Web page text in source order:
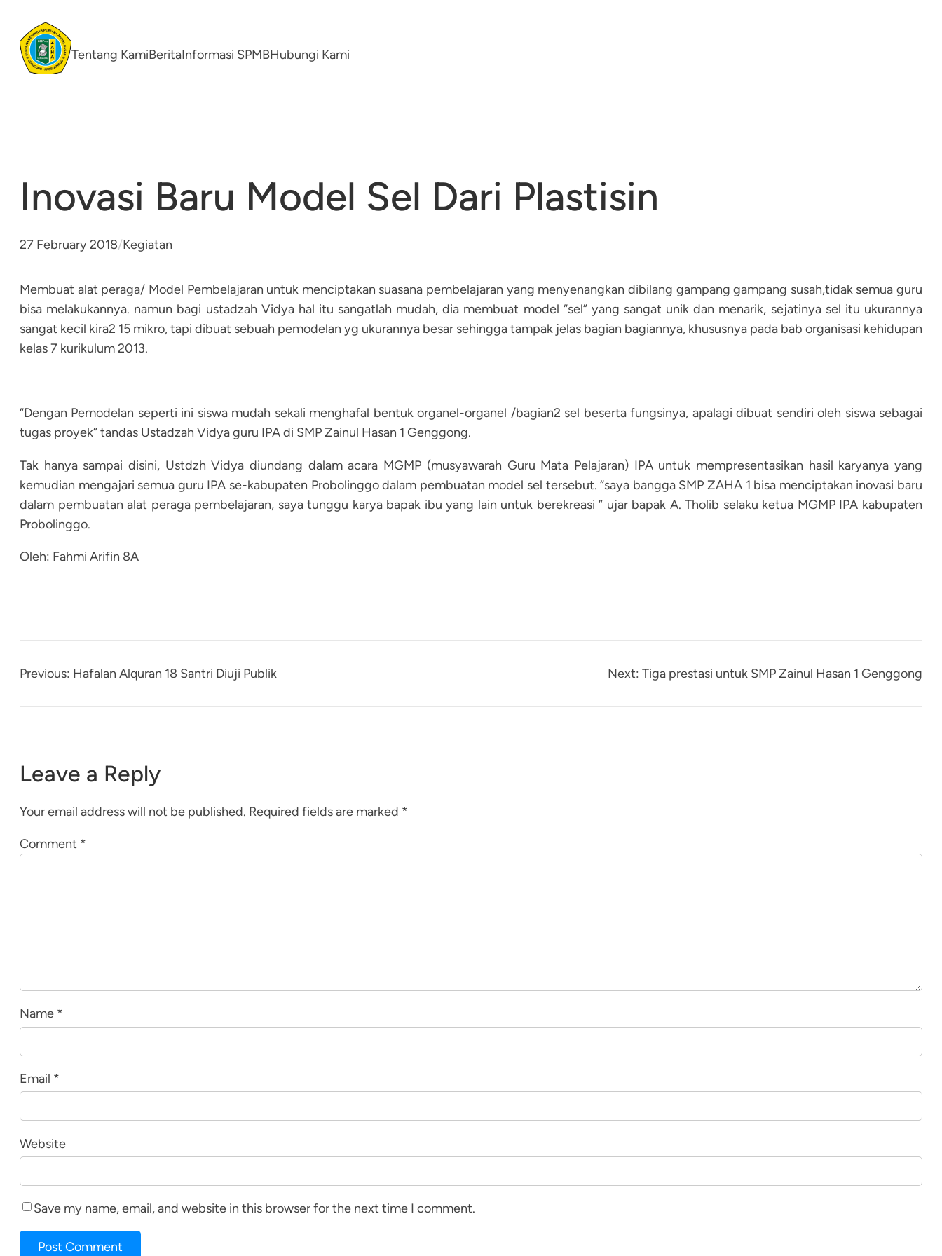
content
Tentang KamiBeritaInformasi SPMBHubungi Kami
Inovasi Baru Model Sel Dari Plastisin
27 February 2018/Kegiatan
Membuat alat peraga/ Model Pembelajaran untuk menciptakan suasana pembelajaran yang menyenangkan dibilang gampang gampang susah,tidak semua guru
bisa melakukannya. namun bagi ustadzah Vidya hal itu sangatlah mudah, dia membuat model “sel” yang sangat unik dan menarik, sejatinya sel itu ukurannya
sangat kecil kira2 15 mikro, tapi dibuat sebuah pemodelan yg ukurannya besar sehingga tampak jelas bagian bagiannya, khususnya pada bab organisasi kehidupan
kelas 7 kurikulum 2013.
“Dengan Pemodelan seperti ini siswa mudah sekali menghafal bentuk organel-organel /bagian2 sel beserta fungsinya, apalagi dibuat sendiri oleh siswa sebagai
tugas proyek” tandas Ustadzah Vidya guru IPA di SMP Zainul Hasan 1 Genggong.
Tak hanya sampai disini, Ustdzh Vidya diundang dalam acara MGMP (musyawarah Guru Mata Pelajaran) IPA untuk mempresentasikan hasil karyanya yang
kemudian mengajari semua guru IPA se-kabupaten Probolinggo dalam pembuatan model sel tersebut. “saya bangga SMP ZAHA 1 bisa menciptakan inovasi baru
dalam pembuatan alat peraga pembelajaran, saya tunggu karya bapak ibu yang lain untuk berekreasi ” ujar bapak A. Tholib selaku ketua MGMP IPA kabupaten
Probolinggo.
Oleh: Fahmi Arifin 8A
Previous: Hafalan Alquran 18 Santri Diuji Publik Next: Tiga prestasi untuk SMP Zainul Hasan 1 Genggong
Leave a Reply
Your email address will not be published. Required fields are marked *
Comment *
Name *
Email *
Website
Save my name, email, and website in this browser for the next time I comment.